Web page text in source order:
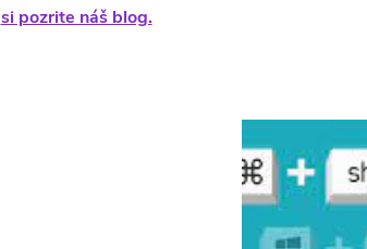
si pozrite náš blog.